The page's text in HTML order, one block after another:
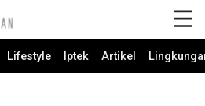
Lifestyle Iptek Artikel